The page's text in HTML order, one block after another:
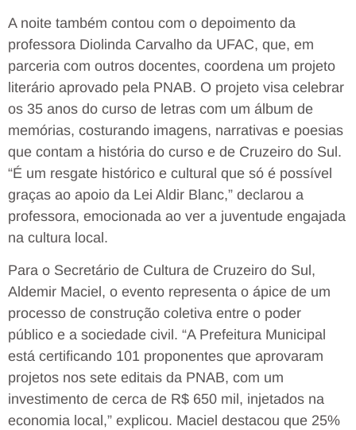
A noite também contou com o depoimento da
professora Diolinda Carvalho da UFAC, que, em
parceria com outros docentes, coordena um projeto
literário aprovado pela PNAB. O projeto visa celebrar
os 35 anos do curso de letras com um álbum de
memórias, costurando imagens, narrativas e poesias
que contam a história do curso e de Cruzeiro do Sul.
“É um resgate histórico e cultural que só é possível
graças ao apoio da Lei Aldir Blanc,” declarou a
professora, emocionada ao ver a juventude engajada
na cultura local.
Para o Secretário de Cultura de Cruzeiro do Sul,
Aldemir Maciel, o evento representa o ápice de um
processo de construção coletiva entre o poder
público e a sociedade civil. “A Prefeitura Municipal
está certificando 101 proponentes que aprovaram
projetos nos sete editais da PNAB, com um
investimento de cerca de R$ 650 mil, injetados na
economia local,” explicou. Maciel destacou que 25%